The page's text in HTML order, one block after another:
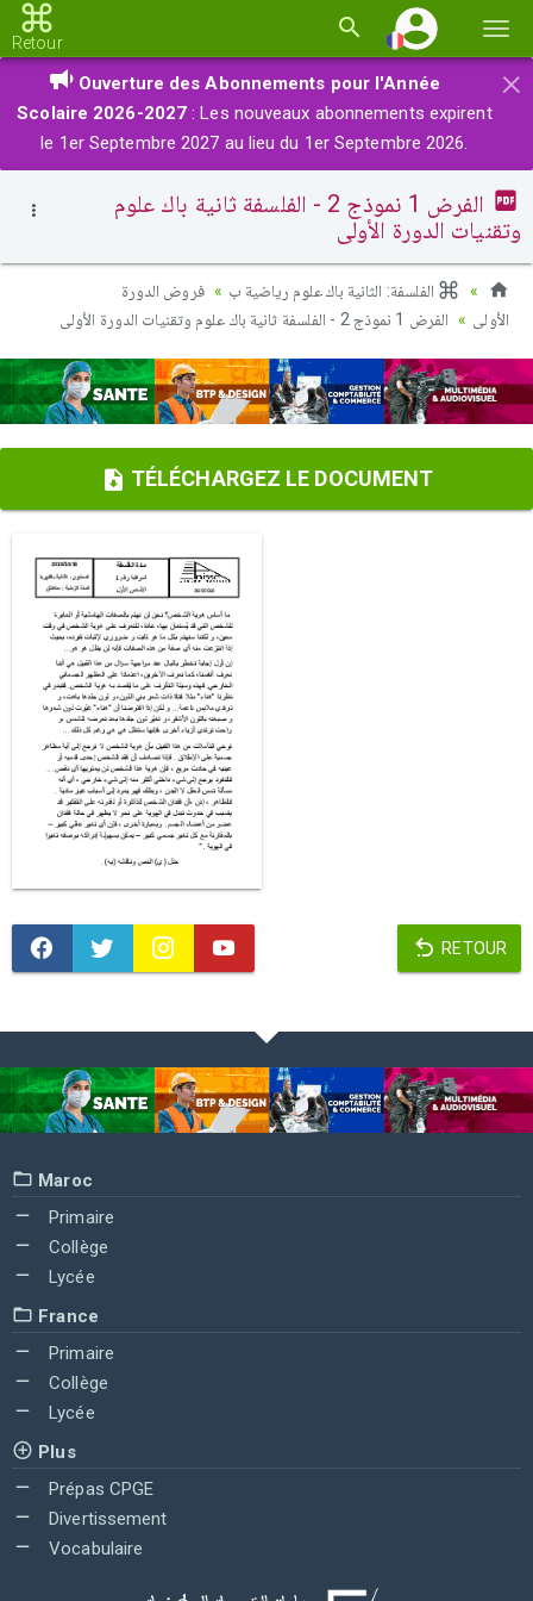
la
Retour
×
Ouverture des Abonnements pour l'Année
Scolaire 2026-2027 : Les nouveaux abonnements expirent
le 1er Septembre 2027 au lieu du 1er Septembre 2026.
الفرض 1 نموذج 2 - الفلسفة ثانية باك علوم
وتقنيات الدورة الأولى
الفلسفة: الثانية باك علوم رياضية ب
فروض الدورة
الأولى
الفرض 1 نموذج 2 - الفلسفة ثانية باك علوم وتقنيات الدورة الأولى
TÉLÉCHARGEZ LE DOCUMENT
RETOUR
Maroc
Primaire
Collège
Lycée
France
Primaire
Collège
Lycée
Plus
Prépas CPGE
Divertissement
Vocabulaire